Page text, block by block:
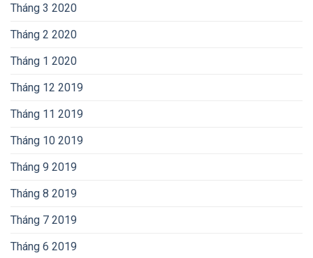
Tháng 3 2020
Tháng 2 2020
Tháng 1 2020
Tháng 12 2019
Tháng 11 2019
Tháng 10 2019
Tháng 9 2019
Tháng 8 2019
Tháng 7 2019
Tháng 6 2019